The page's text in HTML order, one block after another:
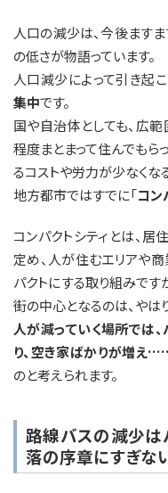
人口の減少は、今後ます
の低さが物語っています。
人口減少によって引き起こ
集中です。
国や自治体としても、広
程度まとまって住んでも
るコストや労力が少なくな
地方都市ではすでに「コン
コンパクトシティとは、
定め、人が住むエリアや
パクトにする取り組みです
街の中心となるのは、やは
人が減っていく場所では
り、空き家ばかりが増え
のと考えられます。
路線バスの減少
落の序章にすぎな